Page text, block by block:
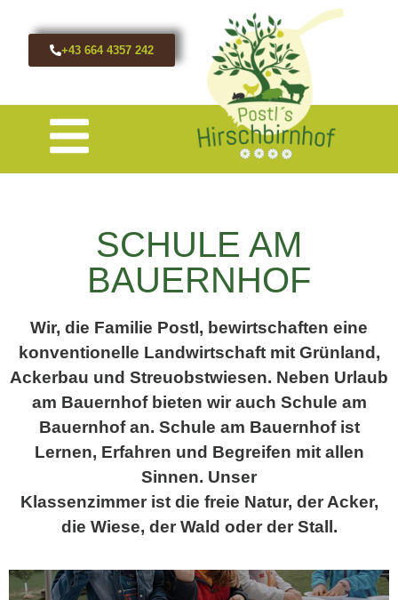
+43 664 4357 242
SCHULE AM
BAUERNHOF
Wir, die Familie Postl, bewirtschaften eine
konventionelle Landwirtschaft mit Grünland,
Ackerbau und Streuobstwiesen. Neben Urlaub
am Bauernhof bieten wir auch Schule am
Bauernhof an. Schule am Bauernhof ist
Lernen, Erfahren und Begreifen mit allen
Sinnen. Unser
Klassenzimmer ist die freie Natur, der Acker,
die Wiese, der Wald oder der Stall.